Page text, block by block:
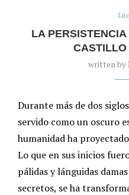
LA
written by
Durante más de dos
servido como un oscuro
humanidad ha
Lo que en sus inicios
pálidas y lánguidas
secretos, se ha